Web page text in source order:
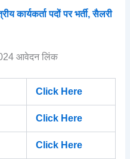
कार्यकर्ता पदों पर भर्ती, सैलरी
आवेदन लिंक
Click Here
Click Here
Click Here